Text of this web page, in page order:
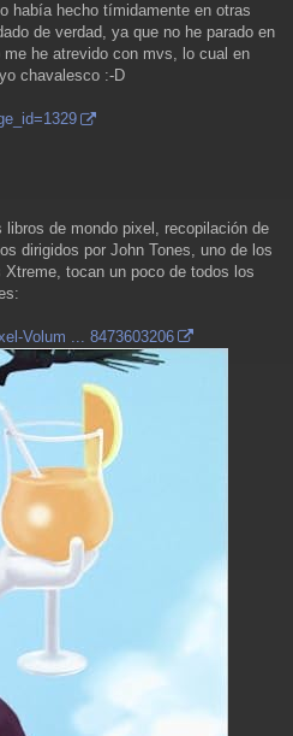
había hecho tímidamente en otras
de verdad, ya que no he parado en
he atrevido con mvs, lo cual en
chavalesco :-D
de mondo pixel, recopilación de
dirigidos por John Tones, uno de los
tocan un poco de todos los
Volum ... 8473603206